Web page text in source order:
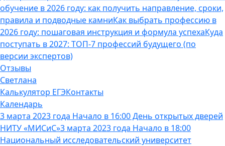
обучение в 2026 году: как получить направление, сроки,
правила и подводные камниКак выбрать профессию в
2026 году: пошаговая инструкция и формула успехаКуда
поступать в 2027: ТОП-7 профессий будущего (по
версии экспертов)
Отзывы
Светлана
Калькулятор ЕГЭКонтакты
Календарь
3 марта 2023 года Начало в 16:00 День открытых дверей
НИТУ «МИСиС»3 марта 2023 года Начало в 18:00
Национальный исследовательский университет